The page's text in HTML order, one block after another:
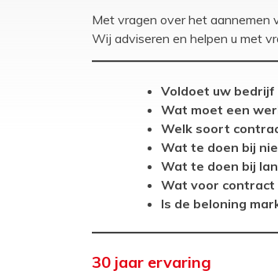
Met vragen over het aannemen
Wij adviseren en helpen u met
Voldoet uw
Wat moet een
Welk soort
Wat te doen bij
Wat te doen bij
Wat voor contract
Is de beloning
30 jaar ervaring